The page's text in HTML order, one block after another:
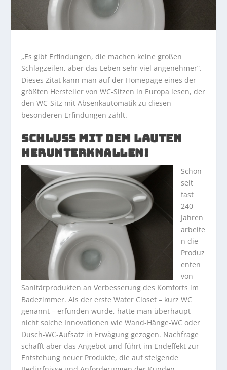
„Es gibt Erfindungen, die machen keine großen
Schlagzeilen, aber das Leben sehr viel angenehmer”.
Dieses Zitat kann man auf der Homepage eines der
größten Hersteller von WC-Sitzen in Europa lesen, der
den WC-Sitz mit Absenkautomatik zu diesen
besonderen Erfindungen zählt.
SCHLUSS MIT DEM LAUTEN
HERUNTERKNALLEN!
Schon
seit
fast
240
Jahren
arbeite
n die
Produz
enten
von
Sanitärprodukten an Verbesserung des Komforts im
Badezimmer. Als der erste Water Closet – kurz WC
genannt – erfunden wurde, hatte man überhaupt
nicht solche Innovationen wie Wand-Hänge-WC oder
Dusch-WC-Aufsatz in Erwägung gezogen. Nachfrage
schafft aber das Angebot und führt im Endeffekt zur
Entstehung neuer Produkte, die auf steigende